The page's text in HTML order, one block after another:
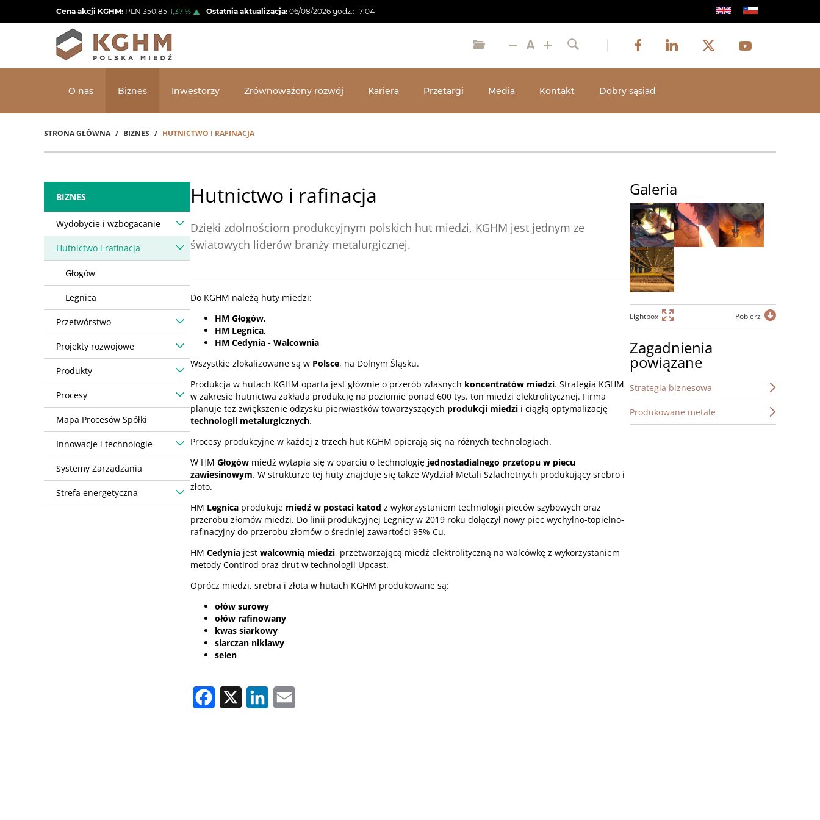
do
Cena akcji KGHM: PLN 350,85 1,37 % Ostatnia aktualizacja: 06/08/2026 godz.: 17:04
Szukaj
Social
media
Facebook
Obraz
LinkedIn
Obraz
Twitter
Obraz
Youtube
Obraz
O nas Biznes Inwestorzy Zrównoważony rozwój Kariera Przetargi Media Kontakt Dobry sąsiad
Ścieżka
STRONA GŁÓWNA BIZNES HUTNICTWO I RAFINACJA
Hutnictwo i rafinacja
Dzięki zdolnościom produkcyjnym polskich hut miedzi, KGHM jest jednym ze
światowych liderów branży metalurgicznej.
Do KGHM należą huty miedzi:
HM Głogów,
HM Legnica,
HM Cedynia - Walcownia
Wszystkie zlokalizowane są w Polsce, na Dolnym Śląsku.
Produkcja w hutach KGHM oparta jest głównie o przerób własnych koncentratów miedzi. Strategia KGHM
w zakresie hutnictwa zakłada produkcję na poziomie ponad 600 tys. ton miedzi elektrolitycznej. Firma
planuje też zwiększenie odzysku pierwiastków towarzyszących produkcji miedzi i ciągłą optymalizację
technologii metalurgicznych.
Procesy produkcyjne w każdej z trzech hut KGHM opierają się na różnych technologiach.
W HM Głogów miedź wytapia się w oparciu o technologię jednostadialnego przetopu w piecu
zawiesinowym. W strukturze tej huty znajduje się także Wydział Metali Szlachetnych produkujący srebro i
złoto.
HM Legnica produkuje miedź w postaci katod z wykorzystaniem technologii pieców szybowych oraz
przerobu złomów miedzi. Do linii produkcyjnej Legnicy w 2019 roku dołączył nowy piec wychylno-topielno-
rafinacyjny do przerobu złomów o średniej zawartości 95% Cu.
HM Cedynia jest walcownią miedzi, przetwarzającą miedź elektrolityczną na walcówkę z wykorzystaniem
metody Contirod oraz drut w technologii Upcast.
Oprócz miedzi, srebra i złota w hutach KGHM produkowane są:
ołów surowy
ołów rafinowany
kwas siarkowy
siarczan niklawy
selen
Facebook LinkedIn
BIZNES
Wydobycie i wzbogacanie
Hutnictwo i rafinacja
Głogów
Legnica
Przetwórstwo
Projekty rozwojowe
Produkty
Procesy
Mapa Procesów Spółki
Innowacje i technologie
Systemy Zarządzania
Strefa energetyczna
Galeria
Lightbox Pobierz
Zagadnienia
powiązane
Strategia biznesowa
Produkowane metale